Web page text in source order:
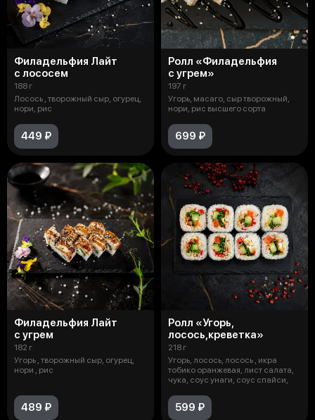
Филадельфия Лайт
с лососем
188 г
Лосось , творожный сыр, огурец,
нори, рис
449 ₽
Ролл «Филадельфия
с угрем»
197 г
Угорь, масаго, сыр творожный,
нори, рис высшего сорта
699 ₽
Филадельфия Лайт
с угрем
182 г
Угорь , творожный сыр, огурец,
нори , рис
489 ₽
Ролл «Угорь,
лосось,креветка»
218 г
Угорь, лосось, лосось , икра
тобико оранжевая, лист салата,
чука, соус унаги, соус спайси,
599 ₽